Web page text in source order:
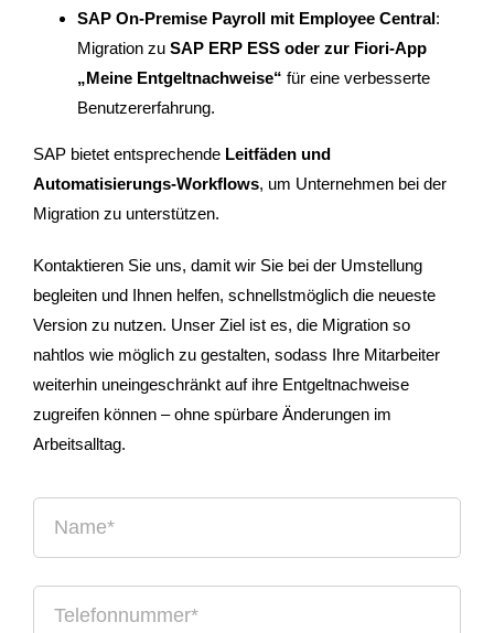
SAP On-Premise Payroll mit Employee Central:
Migration zu SAP ERP ESS oder zur Fiori-App
„Meine Entgeltnachweise“ für eine verbesserte
Benutzererfahrung.
SAP bietet entsprechende Leitfäden und
Automatisierungs-Workflows, um Unternehmen bei der
Migration zu unterstützen.
Kontaktieren Sie uns, damit wir Sie bei der Umstellung
begleiten und Ihnen helfen, schnellstmöglich die neueste
Version zu nutzen. Unser Ziel ist es, die Migration so
nahtlos wie möglich zu gestalten, sodass Ihre Mitarbeiter
weiterhin uneingeschränkt auf ihre Entgeltnachweise
zugreifen können – ohne spürbare Änderungen im
Arbeitsalltag.